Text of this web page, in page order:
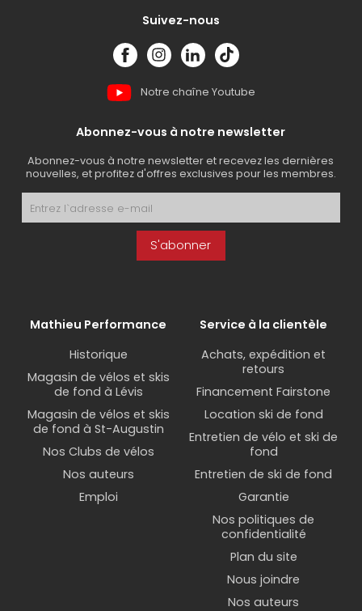
Suivez-nous
Notre chaîne Youtube
Abonnez-vous à notre newsletter
Abonnez-vous à notre newsletter et recevez les dernières
nouvelles, et profitez d'offres exclusives pour les membres.
S'abonner
Mathieu Performance
Historique
Magasin de vélos et skis
de fond à Lévis
Magasin de vélos et skis
de fond à St-Augustin
Nos Clubs de vélos
Nos auteurs
Emploi
Service à la clientèle
Achats, expédition et
retours
Financement Fairstone
Location ski de fond
Entretien de vélo et ski de
fond
Entretien de ski de fond
Garantie
Nos politiques de
confidentialité
Plan du site
Nous joindre
Nos auteurs